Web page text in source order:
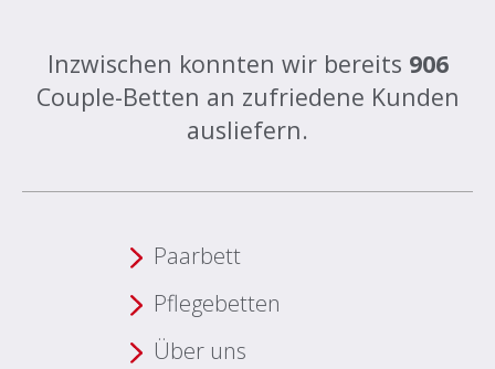
Inzwischen konnten wir bereits 906
Couple-Betten an zufriedene Kunden
ausliefern.
Paarbett
Pflegebetten
Über uns